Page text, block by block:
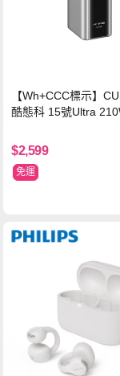
【Wh+CCC標示】
酷態科 15號Ultra
$2,599
免運